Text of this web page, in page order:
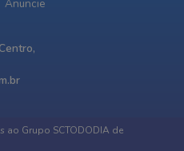
Anuncie
ao Grupo SCTODODIA de